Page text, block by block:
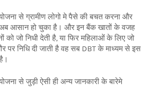
से ग्रामीण लोगो मे पैसे की बचत करना और
अब आसान हो चुका है। और इन बैंक खातों के वजह
को जो निधी देती है, या फिर महिलाओं के लिए जो
पर निधि दी जाती है वह सब DBT के माध्यम से इस
से जुड़ी ऐसी ही अन्य जानकारी के बारेमे